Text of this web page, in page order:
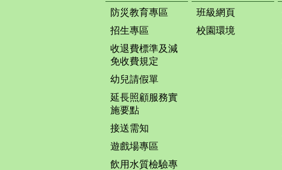
防災教育專區
招生專區
收退費標準及減
免收費規定
幼兒請假單
延長照顧服務實
施要點
接送需知
遊戲場專區
飲用水質檢驗專
班級網頁
校園環境